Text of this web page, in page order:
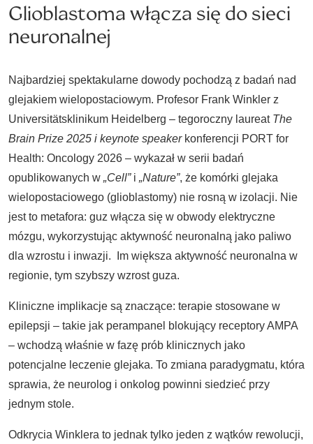
Glioblastoma włącza się do sieci
neuronalnej
Najbardziej spektakularne dowody pochodzą z badań nad
glejakiem wielopostaciowym. Profesor Frank Winkler z
Universitätsklinikum Heidelberg – tegoroczny laureat The
Brain Prize 2025 i keynote speakerkonferencji PORT for
Health: Oncology 2026 – wykazał w serii badań
opublikowanych w „Cell”i „Nature”, że komórki glejaka
wielopostaciowego (glioblastomy) nie rosną w izolacji. Nie
jest to metafora: guz włącza się w obwody elektryczne
mózgu, wykorzystując aktywność neuronalną jako paliwo
dla wzrostu i inwazji. Im większa aktywność neuronalna w
regionie, tym szybszy wzrost guza.
Kliniczne implikacje są znaczące: terapie stosowane w
epilepsji – takie jak perampanel blokujący receptory AMPA
– wchodzą właśnie w fazę prób klinicznych jako
potencjalne leczenie glejaka. To zmiana paradygmatu, która
sprawia, że neurolog i onkolog powinni siedzieć przy
jednym stole.
Odkrycia Winklera to jednak tylko jeden z wątków rewolucji,